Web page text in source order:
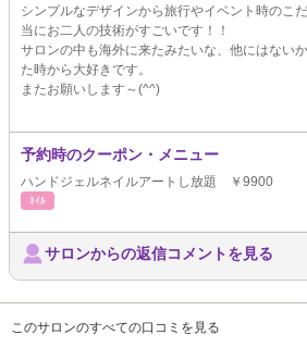
シンプルなデザインから旅行やイベント時のこ
当にお二人の技術がすごいです！！
サロンの中も海外に来たみたいな、他にはない
た時から大好きです。
またお願いします～(^^)
予約時のクーポン・メニュー
ハンドジェルネイルアートし放題 ￥9900
ﾈｲﾙ
サロンからの返信コメントを見る
このサロンのすべての口コミを見る